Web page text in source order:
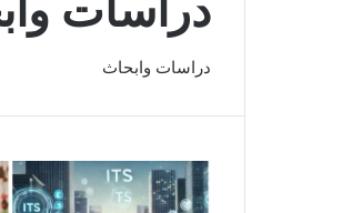
دراسات وابحاث